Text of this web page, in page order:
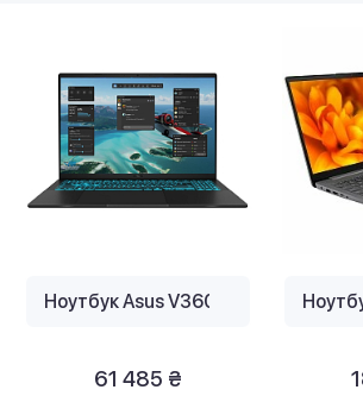
61 485 ₴